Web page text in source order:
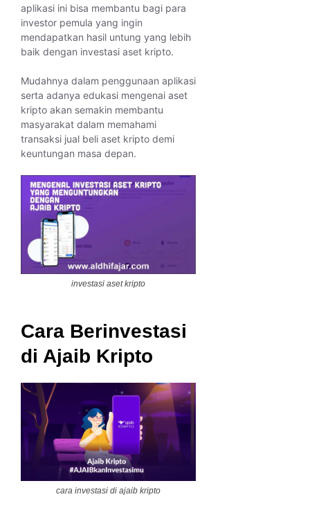
aplikasi ini bisa membantu bagi para
investor pemula yang ingin
mendapatkan hasil untung yang lebih
baik dengan investasi aset kripto.
Mudahnya dalam penggunaan aplikasi
serta adanya edukasi mengenai aset
kripto akan semakin membantu
masyarakat dalam memahami
transaksi jual beli aset kripto demi
keuntungan masa depan.
investasi aset kripto
Cara Berinvestasi
di Ajaib Kripto
cara investasi di ajaib kripto